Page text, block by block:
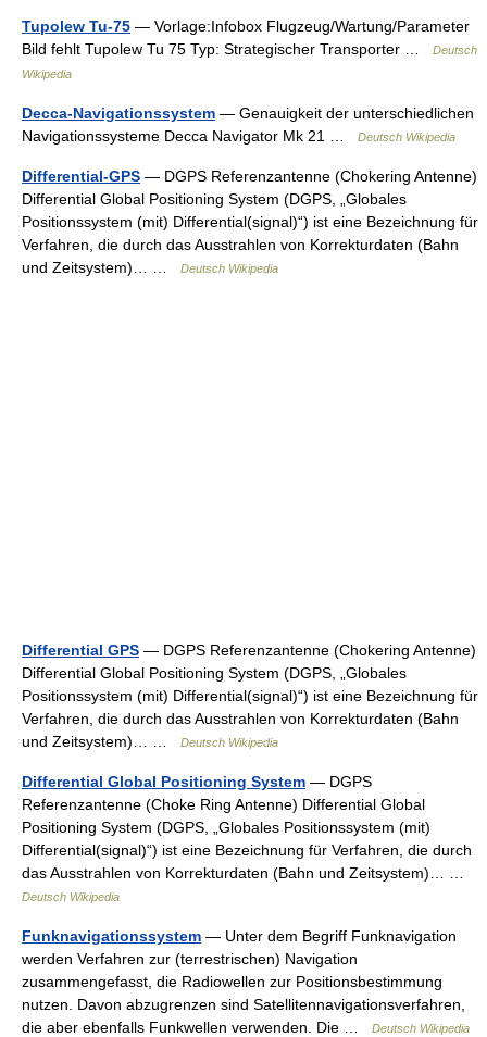
Tupolew Tu-75 — Vorlage:Infobox Flugzeug/Wartung/Parameter
Bild fehlt Tupolew Tu 75 Typ: Strategischer Transporter …
Deutsch
Wikipedia
Decca-Navigationssystem — Genauigkeit der unterschiedlichen
Navigationssysteme Decca Navigator Mk 21 …
Deutsch Wikipedia
Differential-GPS — DGPS Referenzantenne (Chokering Antenne)
Differential Global Positioning System (DGPS, „Globales
Positionssystem (mit) Differential(signal)“) ist eine Bezeichnung für
Verfahren, die durch das Ausstrahlen von Korrekturdaten (Bahn
und Zeitsystem)… …
Deutsch Wikipedia
Differential GPS — DGPS Referenzantenne (Chokering Antenne)
Differential Global Positioning System (DGPS, „Globales
Positionssystem (mit) Differential(signal)“) ist eine Bezeichnung für
Verfahren, die durch das Ausstrahlen von Korrekturdaten (Bahn
und Zeitsystem)… …
Deutsch Wikipedia
Differential Global Positioning System — DGPS
Referenzantenne (Choke Ring Antenne) Differential Global
Positioning System (DGPS, „Globales Positionssystem (mit)
Differential(signal)“) ist eine Bezeichnung für Verfahren, die durch
das Ausstrahlen von Korrekturdaten (Bahn und Zeitsystem)… …
Deutsch Wikipedia
Funknavigationssystem — Unter dem Begriff Funknavigation
werden Verfahren zur (terrestrischen) Navigation
zusammengefasst, die Radiowellen zur Positionsbestimmung
nutzen. Davon abzugrenzen sind Satellitennavigationsverfahren,
die aber ebenfalls Funkwellen verwenden. Die …
Deutsch Wikipedia